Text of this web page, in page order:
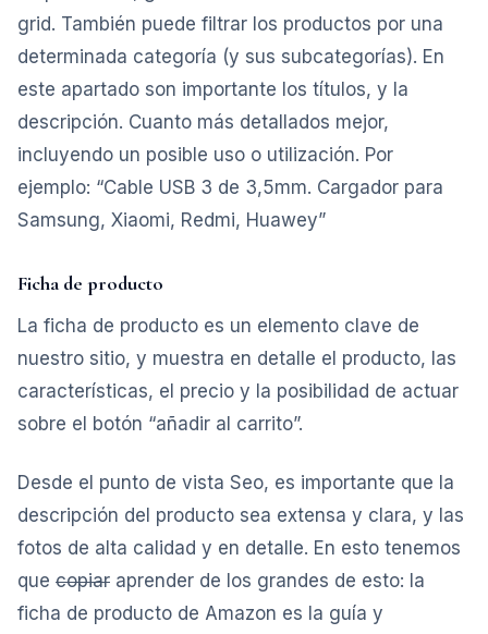
grid. También puede filtrar los productos por una
determinada categoría (y sus subcategorías). En
este apartado son importante los títulos, y la
descripción. Cuanto más detallados mejor,
incluyendo un posible uso o utilización. Por
ejemplo: “Cable USB 3 de 3,5mm. Cargador para
Samsung, Xiaomi, Redmi, Huawey”
Ficha de producto
La ficha de producto es un elemento clave de
nuestro sitio, y muestra en detalle el producto, las
características, el precio y la posibilidad de actuar
sobre el botón “añadir al carrito”.
Desde el punto de vista Seo, es importante que la
descripción del producto sea extensa y clara, y las
fotos de alta calidad y en detalle. En esto tenemos
que copiar aprender de los grandes de esto: la
ficha de producto de Amazon es la guía y